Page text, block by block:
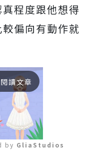
程度跟他想得
偏向有動作就
閱讀文章
by GliaStudios